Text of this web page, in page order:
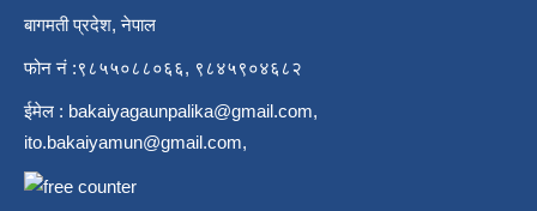
बागमती प्रदेश, नेपाल
फोन नं :९८५५०८८०६६, ९८४५९०४६८२
ईमेल : bakaiyagaunpalika@gmail.com,
ito.bakaiyamun@gmail.com,